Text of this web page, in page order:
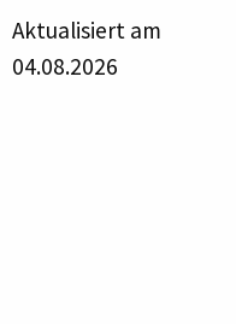
Aktualisiert am
04.08.2026